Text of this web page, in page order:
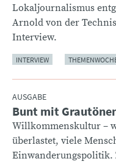
Lokaljournalismus
Arnold von der
Interview.
INTERVIEW
AUSGABE
:Bunt mit
Willkommenskultur –
überlastet, viele
Einwanderungspolitik.